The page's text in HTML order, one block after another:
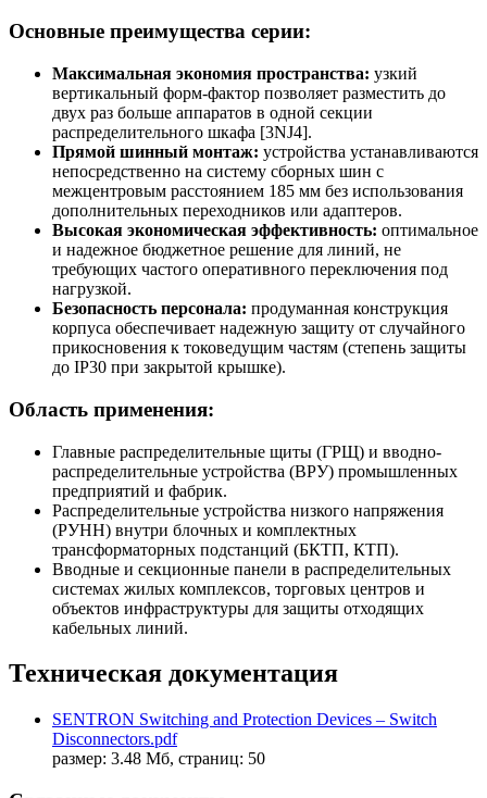
Основные преимущества серии:
Максимальная экономия пространства: узкий
вертикальный форм-фактор позволяет разместить до
двух раз больше аппаратов в одной секции
распределительного шкафа [3NJ4].
Прямой шинный монтаж: устройства устанавливаются
непосредственно на систему сборных шин с
межцентровым расстоянием 185 мм без использования
дополнительных переходников или адаптеров.
Высокая экономическая эффективность: оптимальное
и надежное бюджетное решение для линий, не
требующих частого оперативного переключения под
нагрузкой.
Безопасность персонала: продуманная конструкция
корпуса обеспечивает надежную защиту от случайного
прикосновения к токоведущим частям (степень защиты
до IP30 при закрытой крышке).
Область применения:
Главные распределительные щиты (ГРЩ) и вводно-
распределительные устройства (ВРУ) промышленных
предприятий и фабрик.
Распределительные устройства низкого напряжения
(РУНН) внутри блочных и комплектных
трансформаторных подстанций (БКТП, КТП).
Вводные и секционные панели в распределительных
системах жилых комплексов, торговых центров и
объектов инфраструктуры для защиты отходящих
кабельных линий.
Техническая документация
SENTRON Switching and Protection Devices – Switch
Disconnectors.pdf
размер: 3.48 Мб, страниц: 50